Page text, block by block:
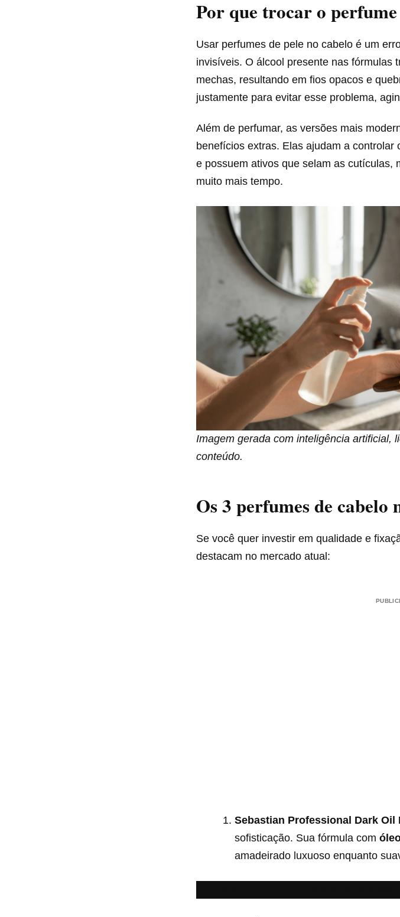
Por que trocar o
Usar perfumes de pele no cabelo é um
invisíveis. O álcool presente nas fórmulas
mechas, resultando em fios opacos e
justamente para evitar esse problema,
Além de perfumar, as versões mais
benefícios extras. Elas ajudam a
e possuem ativos que selam as cutículas,
muito mais tempo.
Imagem gerada com inteligência artificial,
conteúdo.
Os 3 perfumes de cabelo
Se você quer investir em qualidade e
destacam no mercado atual:
Sebastian Professional Dark Oil
sofisticação. Sua fórmula com
amadeirado luxuoso enquanto